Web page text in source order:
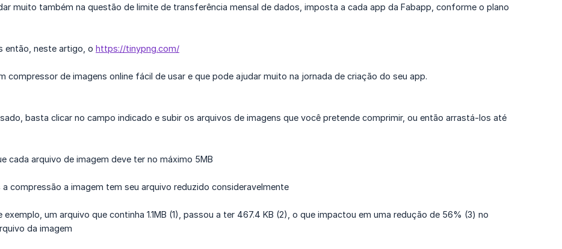
muito também na questão de limite de transferência mensal de dados, imposta a cada app da Fabapp, conforme o plano
então, neste artigo, o https://tinypng.com/
compressor de imagens online fácil de usar e que pode ajudar muito na jornada de criação do seu app.
basta clicar no campo indicado e subir os arquivos de imagens que você pretende comprimir, ou então arrastá-los até
cada arquivo de imagem deve ter no máximo 5MB
a compressão a imagem tem seu arquivo reduzido consideravelmente
exemplo, um arquivo que continha 1.1MB (1), passou a ter 467.4 KB (2), o que impactou em uma redução de 56% (3) no
da imagem